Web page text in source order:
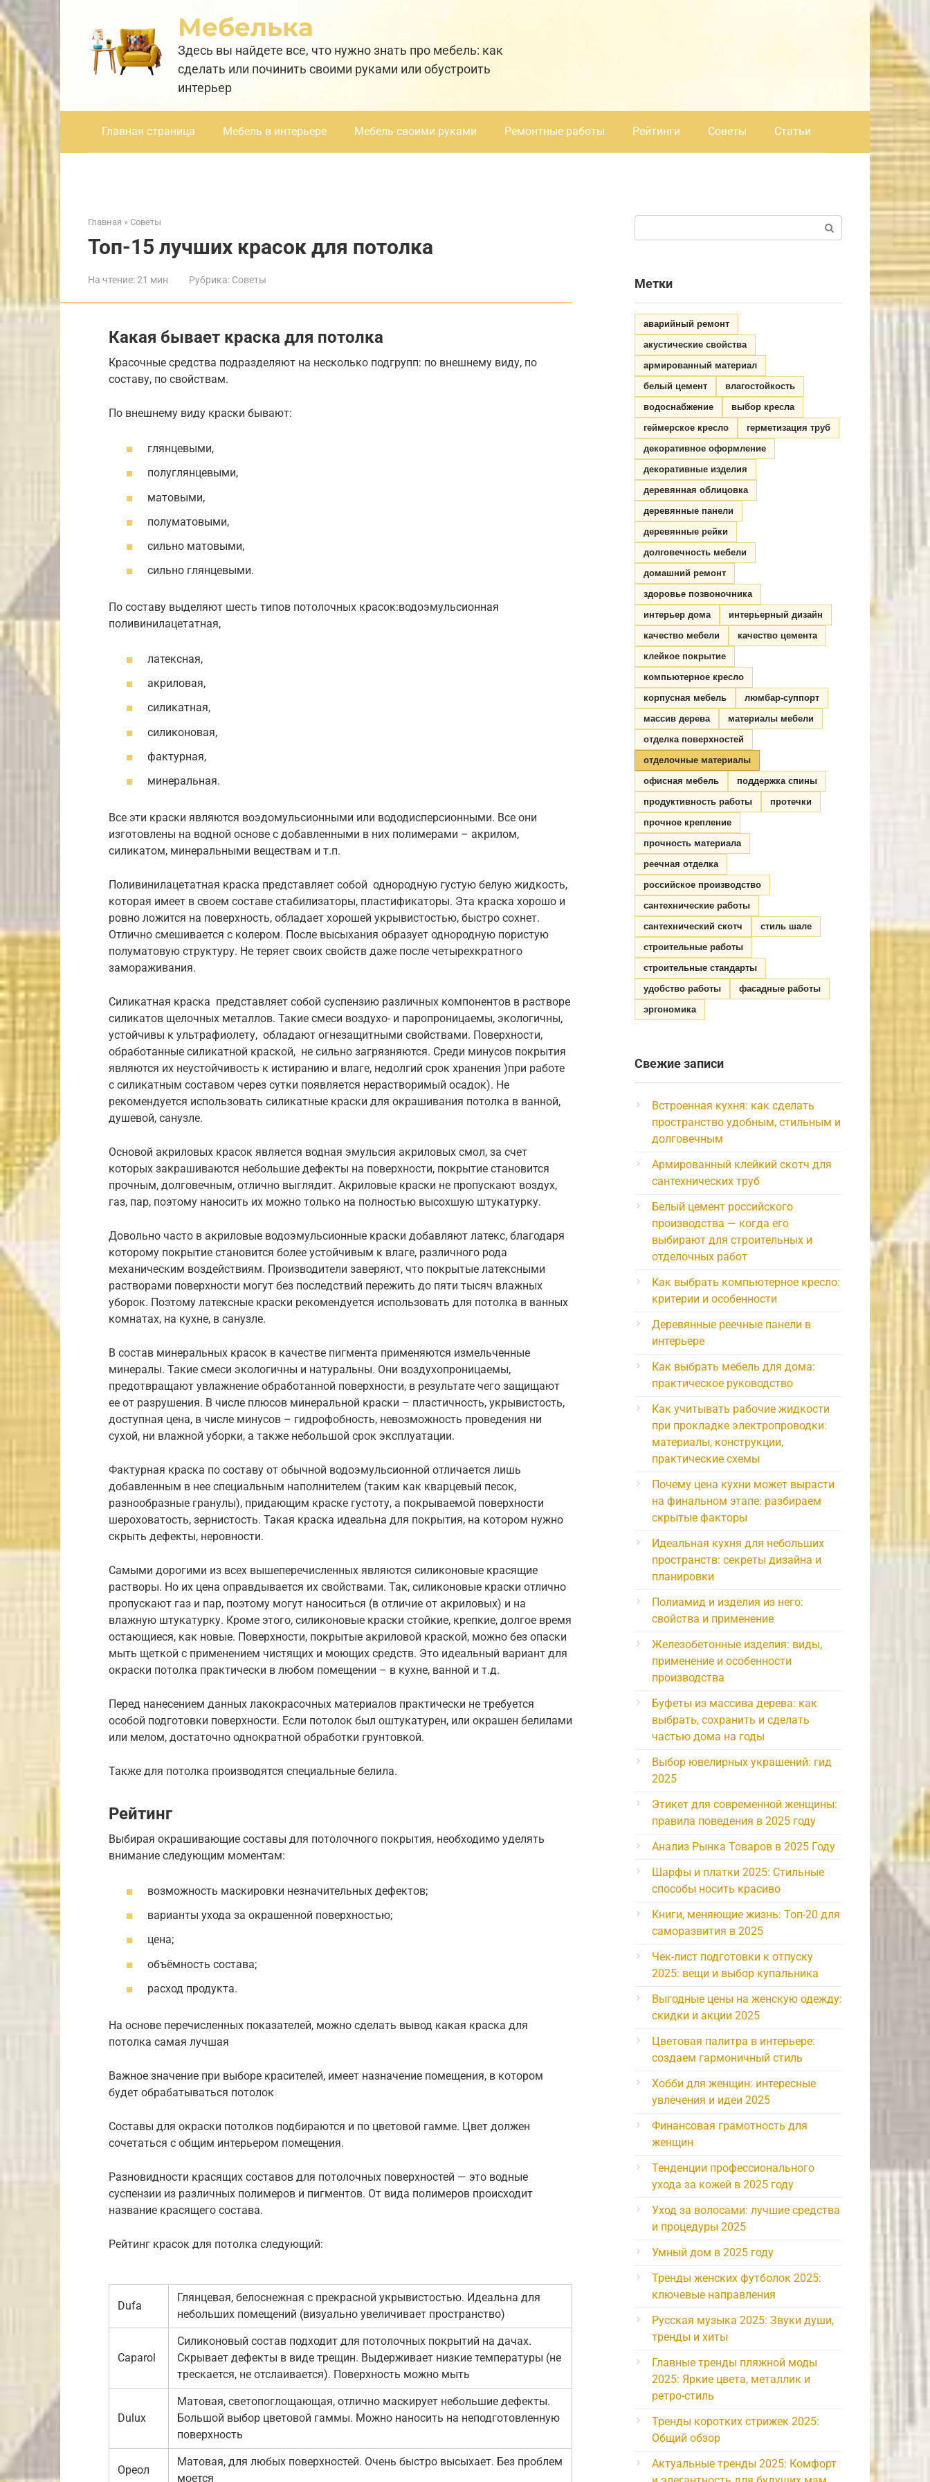
Перейти
к
контенту
Мебелька
Здесь вы найдете все, что нужно знать про мебель: как
сделать или починить своими руками или обустроить
интерьер
Главная страница Мебель в интерьере Мебель своими руками Ремонтные работы Рейтинги Советы Статьи
Главная » Советы
Топ-15 лучших красок для потолка
На чтение:21 мин Рубрика: Советы
Какая бывает краска для потолка
Красочные средства подразделяют на несколько подгрупп: по внешнему виду, по
составу, по свойствам.
По внешнему виду краски бывают:
глянцевыми,
полуглянцевыми,
матовыми,
полуматовыми,
сильно матовыми,
сильно глянцевыми.
По составу выделяют шесть типов потолочных красок:водоэмульсионная
поливинилацетатная,
латексная,
акриловая,
силикатная,
силиконовая,
фактурная,
минеральная.
Все эти краски являются воэдомульсионными или вододисперсионными. Все они
изготовлены на водной основе с добавленными в них полимерами – акрилом,
силикатом, минеральными веществам и т.п.
Поливинилацетатная краска представляет собой однородную густую белую жидкость,
которая имеет в своем составе стабилизаторы, пластификаторы. Эта краска хорошо и
ровно ложится на поверхность, обладает хорошей укрывистостью, быстро сохнет.
Отлично смешивается с колером. После высыхания образует однородную пористую
полуматовую структуру. Не теряет своих свойств даже после четырехкратного
замораживания.
Силикатная краска представляет собой суспензию различных компонентов в растворе
силикатов щелочных металлов. Такие смеси воздухо- и паропроницаемы, экологичны,
устойчивы к ультрафиолету, обладают огнезащитными свойствами. Поверхности,
обработанные силикатной краской, не сильно загрязняются. Среди минусов покрытия
являются их неустойчивость к истиранию и влаге, недолгий срок хранения )при работе
с силикатным составом через сутки появляется нерастворимый осадок). Не
рекомендуется использовать силикатные краски для окрашивания потолка в ванной,
душевой, санузле.
Основой акриловых красок является водная эмульсия акриловых смол, за счет
которых закрашиваются небольшие дефекты на поверхности, покрытие становится
прочным, долговечным, отлично выглядит. Акриловые краски не пропускают воздух,
газ, пар, поэтому наносить их можно только на полностью высохшую штукатурку.
Довольно часто в акриловые водоэмульсионные краски добавляют латекс, благодаря
которому покрытие становится более устойчивым к влаге, различного рода
механическим воздействиям. Производители заверяют, что покрытые латексными
растворами поверхности могут без последствий пережить до пяти тысяч влажных
уборок. Поэтому латексные краски рекомендуется использовать для потолка в ванных
комнатах, на кухне, в санузле.
В состав минеральных красок в качестве пигмента применяются измельченные
минералы. Такие смеси экологичны и натуральны. Они воздухопроницаемы,
предотвращают увлажнение обработанной поверхности, в результате чего защищают
ее от разрушения. В числе плюсов минеральной краски – пластичность, укрывистость,
доступная цена, в числе минусов – гидрофобность, невозможность проведения ни
сухой, ни влажной уборки, а также небольшой срок эксплуатации.
Фактурная краска по составу от обычной водоэмульсионной отличается лишь
добавленным в нее специальным наполнителем (таким как кварцевый песок,
разнообразные гранулы), придающим краске густоту, а покрываемой поверхности
шероховатость, зернистость. Такая краска идеальна для покрытия, на котором нужно
скрыть дефекты, неровности.
Самыми дорогими из всех вышеперечисленных являются силиконовые красящие
растворы. Но их цена оправдывается их свойствами. Так, силиконовые краски отлично
пропускают газ и пар, поэтому могут наноситься (в отличие от акриловых) и на
влажную штукатурку. Кроме этого, силиконовые краски стойкие, крепкие, долгое время
остающиеся, как новые. Поверхности, покрытые акриловой краской, можно без опаски
мыть щеткой с применением чистящих и моющих средств. Это идеальный вариант для
окраски потолка практически в любом помещении – в кухне, ванной и т.д.
Перед нанесением данных лакокрасочных материалов практически не требуется
особой подготовки поверхности. Если потолок был оштукатурен, или окрашен белилами
или мелом, достаточно однократной обработки грунтовкой.
Также для потолка производятся специальные белила.
Рейтинг
Выбирая окрашивающие составы для потолочного покрытия, необходимо уделять
внимание следующим моментам:
возможность маскировки незначительных дефектов;
варианты ухода за окрашенной поверхностью;
цена;
объёмность состава;
расход продукта.
На основе перечисленных показателей, можно сделать вывод какая краска для
потолка самая лучшая
Важное значение при выборе красителей, имеет назначение помещения, в котором
будет обрабатываться потолок
Составы для окраски потолков подбираются и по цветовой гамме. Цвет должен
сочетаться с общим интерьером помещения.
Разновидности красящих составов для потолочных поверхностей — это водные
суспензии из различных полимеров и пигментов. От вида полимеров происходит
название красящего состава.
Рейтинг красок для потолка следующий:
Dufa
Глянцевая, белоснежная с прекрасной укрывистостью. Идеальна для
небольших помещений (визуально увеличивает пространство)
Caparol
Силиконовый состав подходит для потолочных покрытий на дачах.
Скрывает дефекты в виде трещин. Выдерживает низкие температуры (не
трескается, не отслаивается). Поверхность можно мыть
Dulux
Матовая, светопоглощающая, отлично маскирует небольшие дефекты.
Большой выбор цветовой гаммы. Можно наносить на неподготовленную
поверхность
Ореол
Матовая, для любых поверхностей. Очень быстро высыхает. Без проблем
моется
Метки
аварийный ремонт
акустические свойства
армированный материал
белый цемент
влагостойкость
водоснабжение
выбор кресла
геймерское кресло
герметизация труб
декоративное оформление
декоративные изделия
деревянная облицовка
деревянные панели
деревянные рейки
долговечность мебели
домашний ремонт
здоровье позвоночника
интерьер дома
интерьерный дизайн
качество мебели
качество цемента
клейкое покрытие
компьютерное кресло
корпусная мебель
люмбар-суппорт
массив дерева
материалы мебели
отделка поверхностей
отделочные материалы
офисная мебель
поддержка спины
продуктивность работы
протечки
прочное крепление
прочность материала
реечная отделка
российское производство
сантехнические работы
сантехнический скотч
стиль шале
строительные работы
строительные стандарты
удобство работы
фасадные работы
эргономика
Свежие записи
Встроенная кухня: как сделать
пространство удобным, стильным и
долговечным
Армированный клейкий скотч для
сантехнических труб
Белый цемент российского
производства — когда его
выбирают для строительных и
отделочных работ
Как выбрать компьютерное кресло:
критерии и особенности
Деревянные реечные панели в
интерьере
Как выбрать мебель для дома:
практическое руководство
Как учитывать рабочие жидкости
при прокладке электропроводки:
материалы, конструкции,
практические схемы
Почему цена кухни может вырасти
на финальном этапе: разбираем
скрытые факторы
Идеальная кухня для небольших
пространств: секреты дизайна и
планировки
Полиамид и изделия из него:
свойства и применение
Железобетонные изделия: виды,
применение и особенности
производства
Буфеты из массива дерева: как
выбрать, сохранить и сделать
частью дома на годы
Выбор ювелирных украшений: гид
2025
Этикет для современной женщины:
правила поведения в 2025 году
Анализ Рынка Товаров в 2025 Году
Шарфы и платки 2025: Стильные
способы носить красиво
Книги, меняющие жизнь: Топ-20 для
саморазвития в 2025
Чек-лист подготовки к отпуску
2025: вещи и выбор купальника
Выгодные цены на женскую одежду:
скидки и акции 2025
Цветовая палитра в интерьере:
создаем гармоничный стиль
Хобби для женщин: интересные
увлечения и идеи 2025
Финансовая грамотность для
женщин
Тенденции профессионального
ухода за кожей в 2025 году
Уход за волосами: лучшие средства
и процедуры 2025
Умный дом в 2025 году
Тренды женских футболок 2025:
ключевые направления
Русская музыка 2025: Звуки души,
тренды и хиты
Главные тренды пляжной моды
2025: Яркие цвета, металлик и
ретро-стиль
Тренды коротких стрижек 2025:
Общий обзор
Актуальные тренды 2025: Комфорт